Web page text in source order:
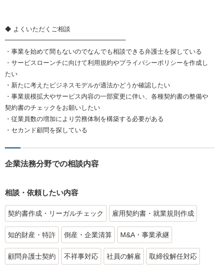
◆ よくいただくご相談
━━━━━━━━━━━━━━━━━━━
・事業を始めて間もないのでなんでも相談できる弁護士を探している
・サービスローンチに向けて利用規約やプライバシーポリシーを作成し
たい
・新たに考えたビジネスモデルが適法かどうか確認したい
・事業規模拡大やサービス内容の一部変更に伴い、各種契約書の整備や
契約書のチェックをお願いしたい
・従業員数の増加により労務体制を構築する必要がある
・セカンド顧問を探している
企業法務分野での相談内容
相談・依頼したい内容
契約書作成・リーガルチェック 雇用契約書・就業規則作成
知的財産・特許 倒産・企業清算 M&A・事業承継
顧問弁護士契約 不祥事対応 社員の解雇 取締役解任対応